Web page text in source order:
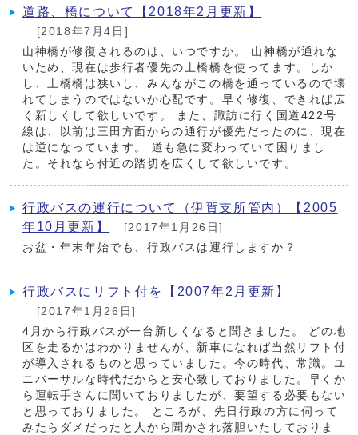
道路、橋について【2018年2月更新】
[2018年7月4日]
山神橋が修復されるのは、いつですか。 山神橋が通れな
いため、現在は歩行者優先の土橋橋を使ってます。しか
し、土橋橋は狭いし、みんながこの橋を通っているので壊
れてしまうのではないか心配です。早く修復、できれば広
く新しくして欲しいです。 また、諏訪に行く国道422号
線は、以前は三田方面からの通行が優先だったのに、現在
は逆になっています。 道も急に変わっていて困りまし
た。それなら付近の踏切を広くして欲しいです。
行政バスの運行について（伊賀支所管内）【2005
年10月更新】
[2017年1月26日]
お盆・年末年始でも、行政バスは運行しますか？
行政バスにリフト付を【2007年2月更新】
[2017年1月26日]
4月から行政バスが一台新しくなると聞きました。 どの地
区を走るかはわかりませんが、新車になれば当然リフト付
が導入されるものと思っていました。今の時代、常識。ユ
ニバーサルな時代だからと安心致しておりました。早くか
ら運転手さんに聞いておりましたが、要望する必要もない
と思っておりました。 ところが、先日行政の方に伺って
みたらダメだったと人から聞かされ落胆いたしておりま